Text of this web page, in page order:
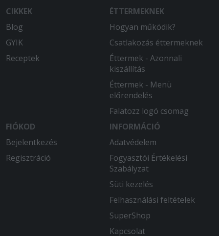
CIKKEK
Blog
GYIK
Receptek
ÉTTERMEKNEK
Hogyan működik?
Csatlakozás éttermeknek
Éttermek - Azonnali
kiszállítás
Éttermek - Menü
előrendelés
Falatozz logó csomag
FIÓKOD
Bejelentkezés
Regisztráció
INFORMÁCIÓ
Adatvédelem
Fogyasztói Értékelési
Szabályzat
Süti kezelés
Felhasználási feltételek
SuperShop
Kapcsolat